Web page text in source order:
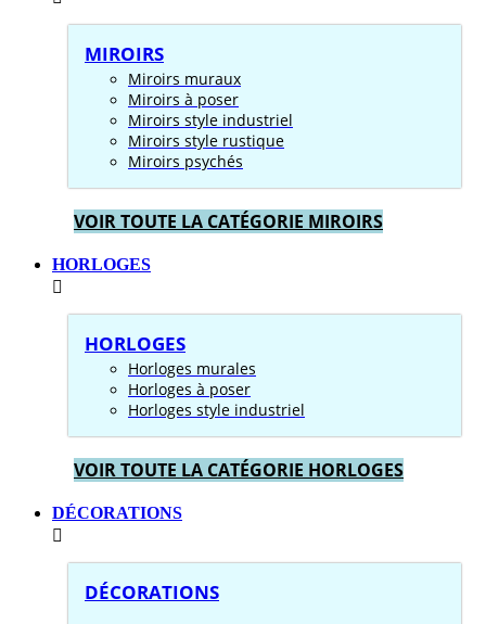
MIROIRS
Miroirs muraux
Miroirs à poser
Miroirs style industriel
Miroirs style rustique
Miroirs psychés
VOIR TOUTE LA CATÉGORIE MIROIRS
HORLOGES
HORLOGES
Horloges murales
Horloges à poser
Horloges style industriel
VOIR TOUTE LA CATÉGORIE HORLOGES
DÉCORATIONS
DÉCORATIONS